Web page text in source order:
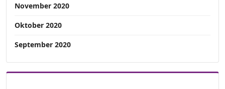
November 2020
Oktober 2020
September 2020